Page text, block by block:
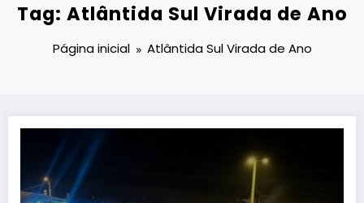
Tag: Atlântida Sul Virada de Ano
Página inicial Atlântida Sul Virada de Ano